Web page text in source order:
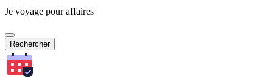
Je voyage pour affaires
Rechercher